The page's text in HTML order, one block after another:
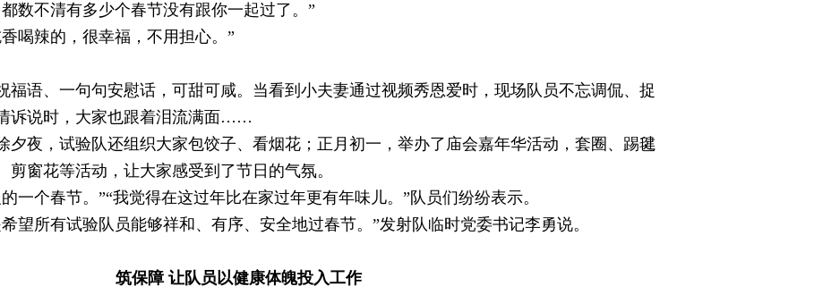
不清有多少个春节没有跟你一起过了。”
辣的，很幸福，不用担心。”
语、一句句安慰话，可甜可咸。当看到小夫妻通过视频秀恩爱时，现场队员不忘调侃、捉
诉说时，大家也跟着泪流满面……
夜，试验队还组织大家包饺子、看烟花；正月初一，举办了庙会嘉年华活动，套圈、踢毽
窗花等活动，让大家感受到了节日的气氛。
个春节。”“我觉得在这过年比在家过年更有年味儿。”队员们纷纷表示。
所有试验队员能够祥和、有序、安全地过春节。”发射队临时党委书记李勇说。
筑保障 让队员以健康体魄投入工作